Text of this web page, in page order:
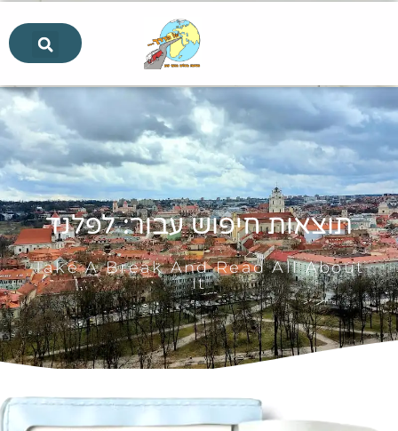
תוצאות חיפוש עבור: לפלנד
Take A Break And Read All About
It